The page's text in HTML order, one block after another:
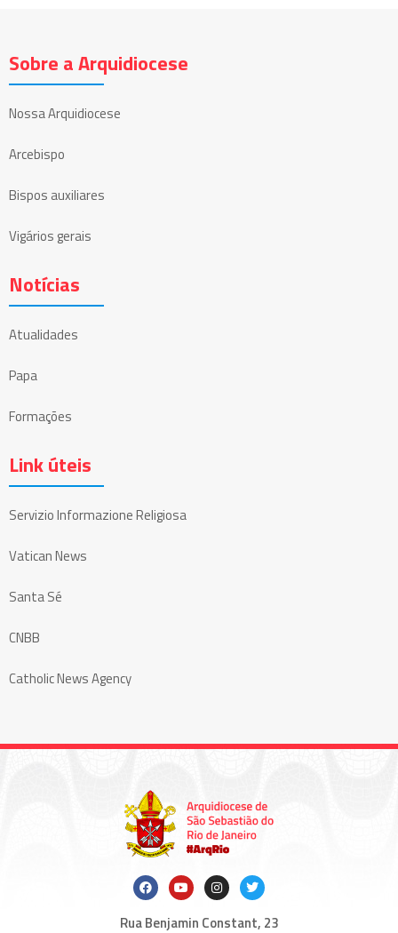
Sobre a Arquidiocese
Nossa Arquidiocese
Arcebispo
Bispos auxiliares
Vigários gerais
Notícias
Atualidades
Papa
Formações
Link úteis
Servizio Informazione Religiosa
Vatican News
Santa Sé
CNBB
Catholic News Agency
Rua Benjamin Constant, 23